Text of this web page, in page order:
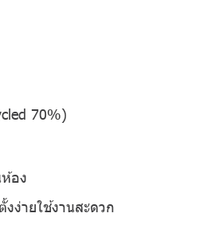
70%)
อง
ง่ายใช้งานสะดวก